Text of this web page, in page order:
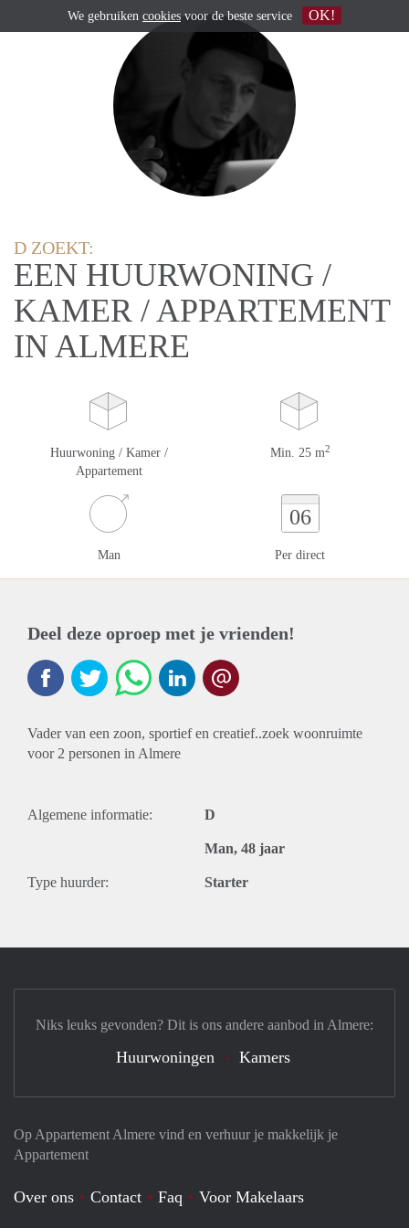
D ZOEKT:
EEN HUURWONING /
KAMER / APPARTEMENT
IN ALMERE
Huurwoning / Kamer /
Appartement
Min. 25 m2
Man
06
Per direct
Deel deze oproep met je vrienden!
Vader van een zoon, sportief en creatief..zoek woonruimte
voor 2 personen in Almere
Algemene informatie: D
Man, 48 jaar
Type huurder: Starter
Op Appartement Almere vind en verhuur je makkelijk je
Appartement
Over ons Contact Faq
Voor Makelaars
Niks leuks gevonden? Dit is ons andere aanbod in Almere:
Huurwoningen Kamers
We gebruiken cookies voor de beste service OK!